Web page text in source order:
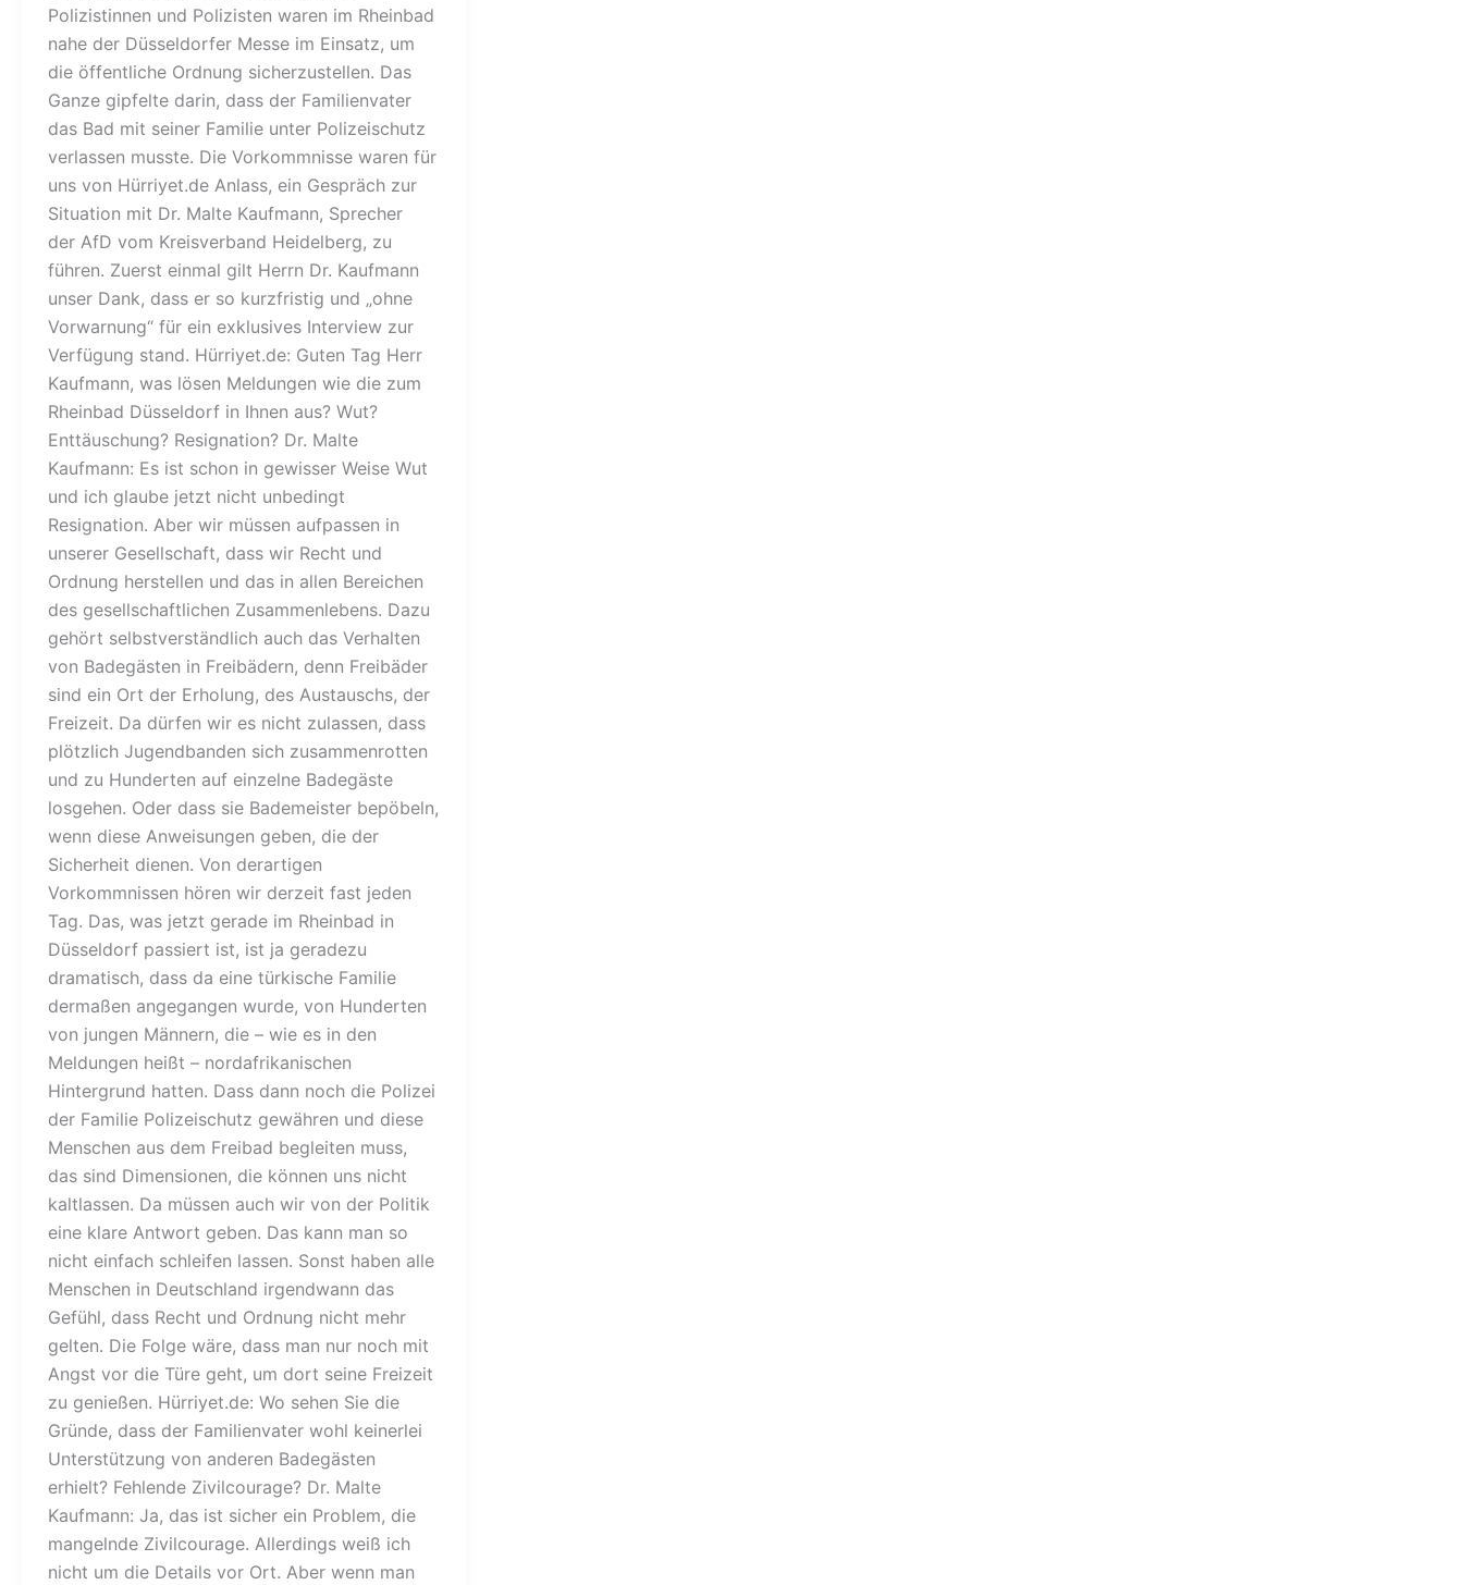
Polizistinnen und Polizisten waren im Rheinbad
nahe der Düsseldorfer Messe im Einsatz, um
die öffentliche Ordnung sicherzustellen. Das
Ganze gipfelte darin, dass der Familienvater
das Bad mit seiner Familie unter Polizeischutz
verlassen musste. Die Vorkommnisse waren für
uns von Hürriyet.de Anlass, ein Gespräch zur
Situation mit Dr. Malte Kaufmann, Sprecher
der AfD vom Kreisverband Heidelberg, zu
führen. Zuerst einmal gilt Herrn Dr. Kaufmann
unser Dank, dass er so kurzfristig und „ohne
Vorwarnung“ für ein exklusives Interview zur
Verfügung stand. Hürriyet.de: Guten Tag Herr
Kaufmann, was lösen Meldungen wie die zum
Rheinbad Düsseldorf in Ihnen aus? Wut?
Enttäuschung? Resignation? Dr. Malte
Kaufmann: Es ist schon in gewisser Weise Wut
und ich glaube jetzt nicht unbedingt
Resignation. Aber wir müssen aufpassen in
unserer Gesellschaft, dass wir Recht und
Ordnung herstellen und das in allen Bereichen
des gesellschaftlichen Zusammenlebens. Dazu
gehört selbstverständlich auch das Verhalten
von Badegästen in Freibädern, denn Freibäder
sind ein Ort der Erholung, des Austauschs, der
Freizeit. Da dürfen wir es nicht zulassen, dass
plötzlich Jugendbanden sich zusammenrotten
und zu Hunderten auf einzelne Badegäste
losgehen. Oder dass sie Bademeister bepöbeln,
wenn diese Anweisungen geben, die der
Sicherheit dienen. Von derartigen
Vorkommnissen hören wir derzeit fast jeden
Tag. Das, was jetzt gerade im Rheinbad in
Düsseldorf passiert ist, ist ja geradezu
dramatisch, dass da eine türkische Familie
dermaßen angegangen wurde, von Hunderten
von jungen Männern, die – wie es in den
Meldungen heißt – nordafrikanischen
Hintergrund hatten. Dass dann noch die Polizei
der Familie Polizeischutz gewähren und diese
Menschen aus dem Freibad begleiten muss,
das sind Dimensionen, die können uns nicht
kaltlassen. Da müssen auch wir von der Politik
eine klare Antwort geben. Das kann man so
nicht einfach schleifen lassen. Sonst haben alle
Menschen in Deutschland irgendwann das
Gefühl, dass Recht und Ordnung nicht mehr
gelten. Die Folge wäre, dass man nur noch mit
Angst vor die Türe geht, um dort seine Freizeit
zu genießen. Hürriyet.de: Wo sehen Sie die
Gründe, dass der Familienvater wohl keinerlei
Unterstützung von anderen Badegästen
erhielt? Fehlende Zivilcourage? Dr. Malte
Kaufmann: Ja, das ist sicher ein Problem, die
mangelnde Zivilcourage. Allerdings weiß ich
nicht um die Details vor Ort. Aber wenn man